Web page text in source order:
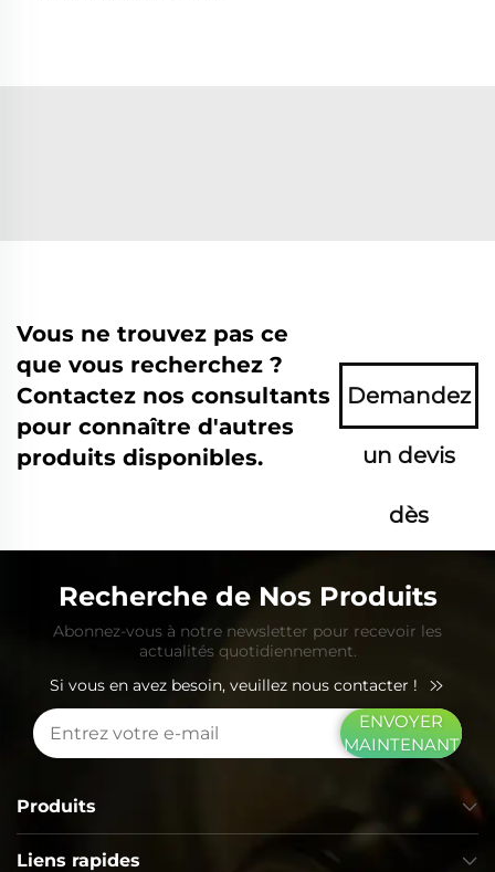
Vous ne trouvez pas ce
que vous recherchez ?
Contactez nos consultants
pour connaître d'autres
produits disponibles.
Demandez
un devis
dès
Recherche de Nos Produits
Abonnez-vous à notre newsletter pour recevoir les
actualités quotidiennement.
Si vous en avez besoin, veuillez nous contacter !
ENVOYER
MAINTENANT
Liens rapides
Produits